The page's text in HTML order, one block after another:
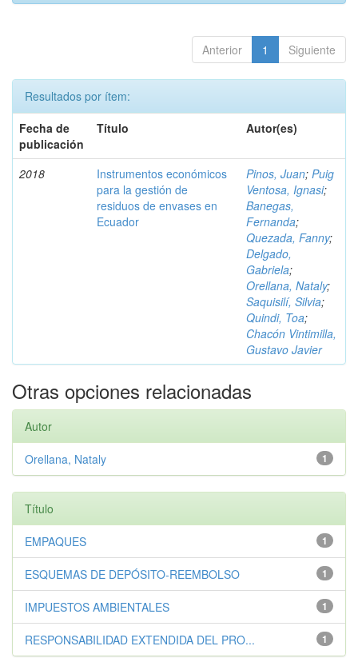
Anterior 1 Siguiente
Resultados por ítem:
Fecha de
publicación
Título Autor(es)
2018
Instrumentos económicos
para la gestión de
residuos de envases en
Ecuador
Pinos, Juan; Puig
Ventosa, Ignasi;
Banegas,
Fernanda;
Quezada, Fanny;
Delgado,
Gabriela;
Orellana, Nataly;
Saquisilí, Silvia;
Quindi, Toa;
Chacón Vintimilla,
Gustavo Javier
Otras opciones relacionadas
Autor
1
Orellana, Nataly
Título
1
EMPAQUES
1
ESQUEMAS DE DEPÓSITO-REEMBOLSO
1
IMPUESTOS AMBIENTALES
1
RESPONSABILIDAD EXTENDIDA DEL PRO...